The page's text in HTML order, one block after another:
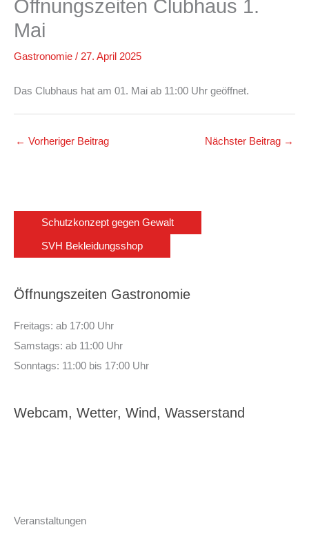
Öffnungszeiten Clubhaus 1.
Mai
Gastronomie / 27. April 2025
Das Clubhaus hat am 01. Mai ab 11:00 Uhr geöffnet.
← Vorheriger Beitrag Nächster Beitrag →
Schutzkonzept gegen Gewalt
SVH Bekleidungsshop
Öffnungszeiten Gastronomie
Freitags: ab 17:00 Uhr
Samstags: ab 11:00 Uhr
Sonntags: 11:00 bis 17:00 Uhr
Webcam, Wetter, Wind, Wasserstand
Veranstaltungen